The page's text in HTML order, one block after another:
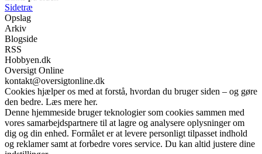
Sidetræ
Opslag
Arkiv
Blogside
RSS
Hobbyen.dk
Oversigt Online
kontakt@oversigtonline.dk
Cookies hjælper os med at forstå, hvordan du bruger siden – og gøre
den bedre. Læs mere her.
Denne hjemmeside bruger teknologier som cookies sammen med
vores samarbejdspartnere til at lagre og analysere oplysninger om
dig og din enhed. Formålet er at levere personligt tilpasset indhold
og reklamer samt at forbedre vores service. Du kan altid justere dine